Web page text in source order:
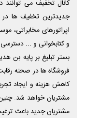
کانال تخفیف می توانند
جدیدترین تخفیف ها در
اپراتورهای مخابراتی،
و کتابخوانی و ... دسترسی
بستر تبلیغ بر پایه بن
فروشگاه ها در صحنه
کاهش هزینه و ایجاد
مشتریان خواهد شد.
مشتریان جدید باعث